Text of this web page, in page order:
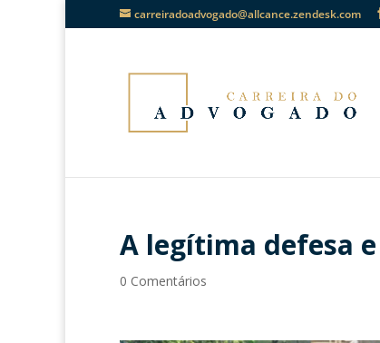
carreiradoadvogado@allcance.zendesk.com
A legítima defesa
0 Comentários